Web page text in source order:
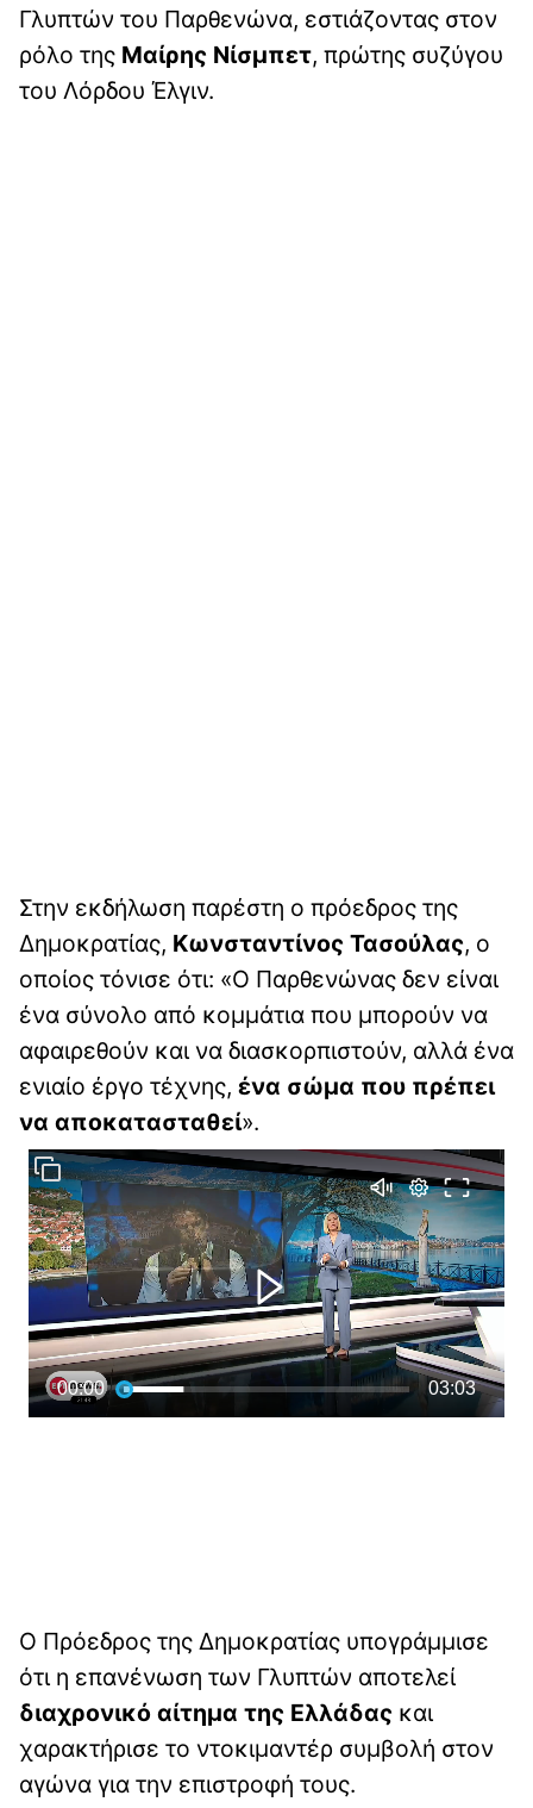
Γλυπτών του Παρθενώνα, εστιάζοντας στον
ρόλο της Μαίρης Νίσμπετ, πρώτης συζύγου
του Λόρδου Έλγιν.
Στην εκδήλωση παρέστη ο πρόεδρος της
Δημοκρατίας, Κωνσταντίνος Τασούλας, ο
οποίος τόνισε ότι: «Ο Παρθενώνας δεν είναι
ένα σύνολο από κομμάτια που μπορούν να
αφαιρεθούν και να διασκορπιστούν, αλλά ένα
ενιαίο έργο τέχνης, ένα σώμα που πρέπει
να αποκατασταθεί».
Ο Πρόεδρος της Δημοκρατίας υπογράμμισε
ότι η επανένωση των Γλυπτών αποτελεί
διαχρονικό αίτημα της Ελλάδας και
χαρακτήρισε το ντοκιμαντέρ συμβολή στον
αγώνα για την επιστροφή τους.